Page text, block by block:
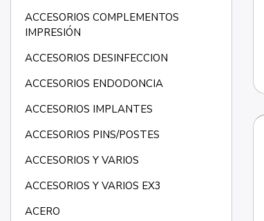
ACCESORIOS COMPLEMENTOS
IMPRESIÓN
ACCESORIOS DESINFECCION
ACCESORIOS ENDODONCIA
ACCESORIOS IMPLANTES
ACCESORIOS PINS/POSTES
ACCESORIOS Y VARIOS
ACCESORIOS Y VARIOS EX3
ACERO